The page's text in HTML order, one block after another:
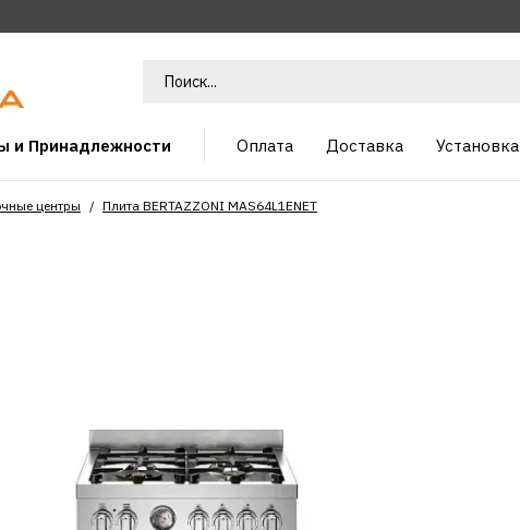
и Принадлежности Оплата Доставка Установка
центры Плита BERTAZZONI MAS64L1ENET